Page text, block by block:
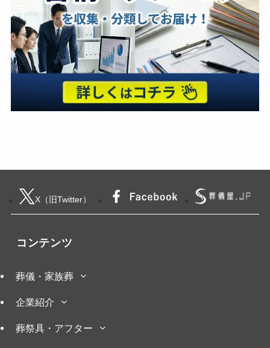
X（旧Twitter）
コンテンツ
葬儀・家族葬
企業紹介
葬祭具・アフター